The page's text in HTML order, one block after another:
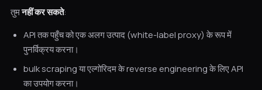
तुमनहीं कर सकते:
API तक पहुँच को एक अलग उत्पाद (white-label proxy) के रूप में
पुनर्विक्रय करना।
bulk scraping या एल्गोरिदम के reverse engineering के लिए API
का उपयोग करना।